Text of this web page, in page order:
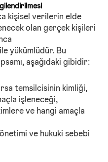
kişisel verilerin elde
olan gerçek kişileri
yükümlüdür. Bu
aşağıdaki gibidir:
temsilcisinin kimliği,
işleneceği,
ve hangi amaçla
ve hukuki sebebi